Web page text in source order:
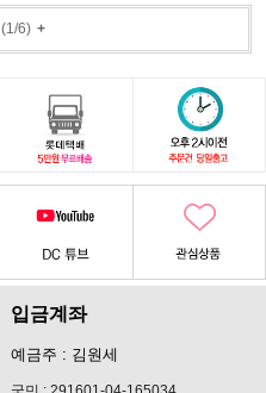
(1/6)+
입금계좌
예금주 : 김원세